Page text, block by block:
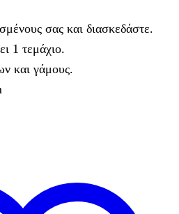
σας και διασκεδάστε.
1 τεμάχιο.
και γάμους.